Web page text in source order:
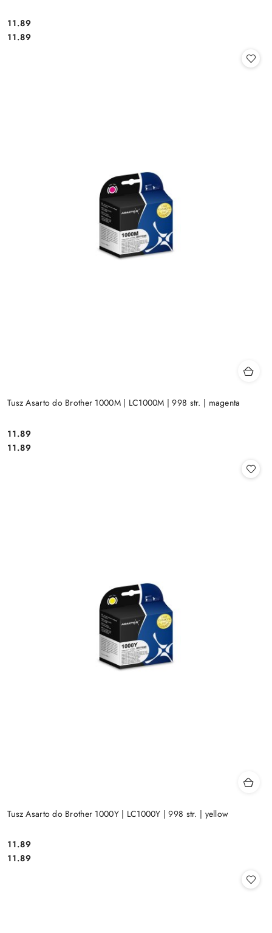
Cena:
11.89
Cena:
11.89
Tusz Asarto do Brother 1000M | LC1000M | 998 str. | magenta
Cena:
11.89
Cena:
11.89
Tusz Asarto do Brother 1000Y | LC1000Y | 998 str. | yellow
Cena:
11.89
Cena:
11.89